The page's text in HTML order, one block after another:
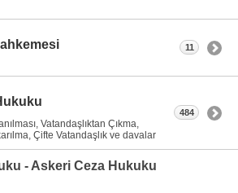
11
Vatandaşlıktan Çıkma,
Çifte Vatandaşlık ve davalar
484
- Askeri Ceza Hukuku